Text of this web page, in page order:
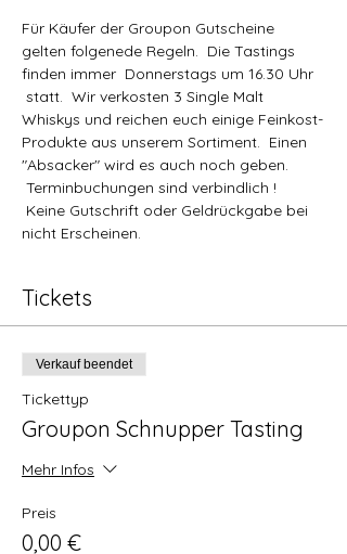
Für Käufer der Groupon Gutscheine
gelten folgenede Regeln.  Die Tastings
finden immer  Donnerstags um 16.30 Uhr
statt.  Wir verkosten 3 Single Malt
Whiskys und reichen euch einige Feinkost-
Produkte aus unserem Sortiment.  Einen
"Absacker" wird es auch noch geben.
Terminbuchungen sind verbindlich !
Keine Gutschrift oder Geldrückgabe bei
nicht Erscheinen.
Tickets
Verkauf beendet
Tickettyp
Groupon Schnupper Tasting
Mehr Infos
Preis
0,00 €